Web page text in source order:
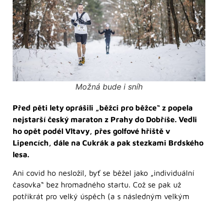
Možná bude i sníh
Před pěti lety oprášili „běžci pro běžce“ z popela
nejstarší český maraton z Prahy do Dobříše. Vedli
ho opět podél Vltavy, přes golfové hřiště v
Lipencích, dále na Cukrák a pak stezkami Brdského
lesa.
Ani covid ho nesložil, byť se běžel jako „individuální
časovka“ bez hromadného startu. Což se pak už
potřikrát pro velký úspěch (a s následným velkým